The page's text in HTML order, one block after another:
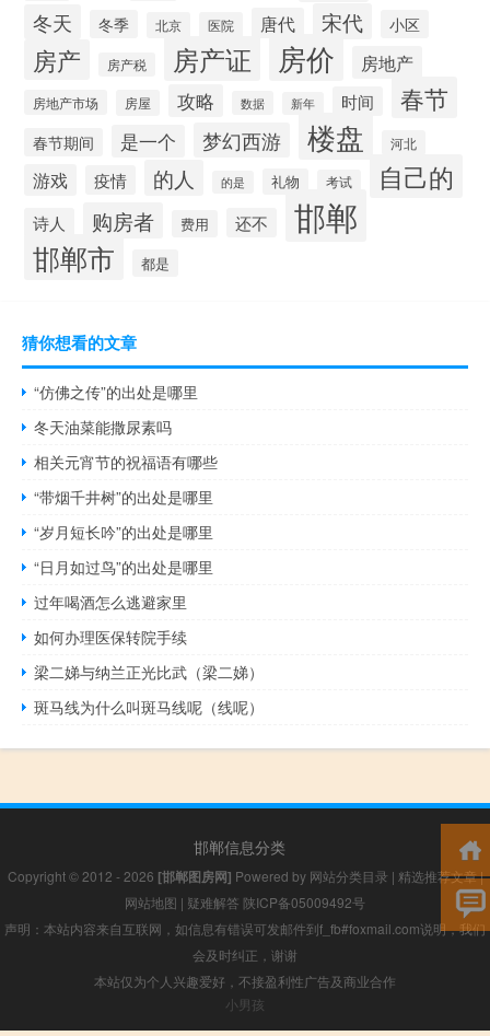
冬天 冬季 北京 医院 唐代 宋代 小区
房产 房产税 房产证 房价 房地产
房地产市场 房屋 攻略 数据 新年 时间 春节
春节期间 是一个 梦幻西游 楼盘 河北
游戏 疫情 的人 的是 礼物 考试 自己的
诗人 购房者 费用 还不 邯郸
邯郸市 都是
猜你想看的文章
“仿佛之传”的出处是哪里
冬天油菜能撒尿素吗
相关元宵节的祝福语有哪些
“带烟千井树”的出处是哪里
“岁月短长吟”的出处是哪里
“日月如过鸟”的出处是哪里
过年喝酒怎么逃避家里
如何办理医保转院手续
梁二娣与纳兰正光比武（梁二娣）
斑马线为什么叫斑马线呢（线呢）
邯郸信息分类
Copyright © 2012 - 2026 [邯郸图房网] Powered by 网站分类目录 | 精选推荐文章|
网站地图 | 疑难解答 陕ICP备05009492号
声明：本站内容来自互联网，如信息有错误可发邮件到f_fb#foxmail.com说明，我们
会及时纠正，谢谢
本站仅为个人兴趣爱好，不接盈利性广告及商业合作
小男孩